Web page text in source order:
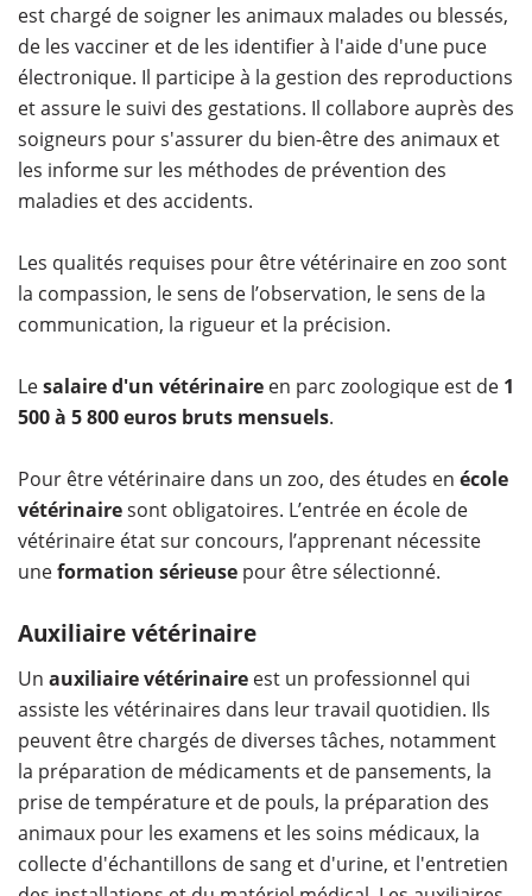
est chargé de soigner les animaux malades ou blessés,
de les vacciner et de les identifier à l'aide d'une puce
électronique. Il participe à la gestion des reproductions
et assure le suivi des gestations. Il collabore auprès des
soigneurs pour s'assurer du bien-être des animaux et
les informe sur les méthodes de prévention des
maladies et des accidents.
Les qualités requises pour être vétérinaire en zoo sont
la compassion, le sens de l’observation, le sens de la
communication, la rigueur et la précision.
Lesalaire d'un vétérinaire en parc zoologique est de 1
500 à 5 800 euros bruts mensuels.
Pour être vétérinaire dans un zoo, des études en école
vétérinairesont obligatoires. L’entrée en école de
vétérinaire état sur concours, l’apprenant nécessite
uneformation sérieuse pour être sélectionné.
Auxiliaire vétérinaire
Un auxiliaire vétérinaire est un professionnel qui
assiste les vétérinaires dans leur travail quotidien. Ils
peuvent être chargés de diverses tâches, notamment
la préparation de médicaments et de pansements, la
prise de température et de pouls, la préparation des
animaux pour les examens et les soins médicaux, la
collecte d'échantillons de sang et d'urine, et l'entretien